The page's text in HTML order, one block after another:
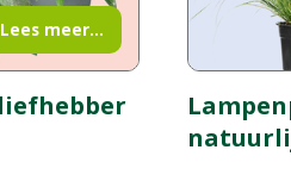
Lees meer...